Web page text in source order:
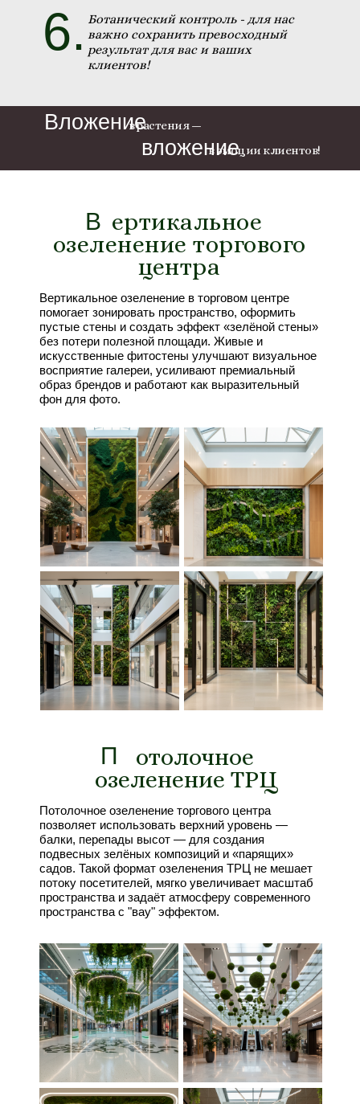
Ботанический контроль - для нас
важно сохранить превосходный
результат для вас и ваших
клиентов!
6.
в растения —
в эмоции клиентов!
Вложение
вложение
В ертикальное
озеленение торгового
центра
В
Вертикальное озеленение в торговом центре
помогает зонировать пространство, оформить
пустые стены и создать эффект «зелёной стены»
без потери полезной площади. Живые и
искусственные фитостены улучшают визуальное
восприятие галереи, усиливают премиальный
образ брендов и работают как выразительный
фон для фото.
отолочное
озеленение ТРЦ
Потолочное озеленение торгового центра
позволяет использовать верхний уровень —
балки, перепады высот — для создания
подвесных зелёных композиций и «парящих»
садов. Такой формат озеленения ТРЦ не мешает
потоку посетителей, мягко увеличивает масштаб
пространства и задаёт атмосферу современного
пространства с "вау" эффектом.
П